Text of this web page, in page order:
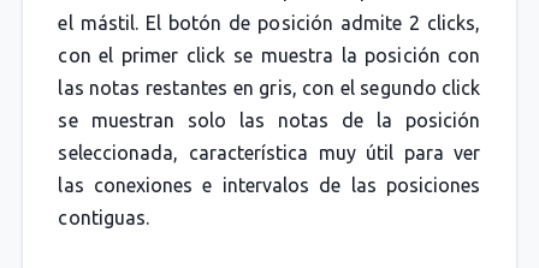
el mástil. El botón de posición admite 2 clicks,
con el primer click se muestra la posición con
las notas restantes en gris, con el segundo click
se muestran solo las notas de la posición
seleccionada, característica muy útil para ver
las conexiones e intervalos de las posiciones
contiguas.